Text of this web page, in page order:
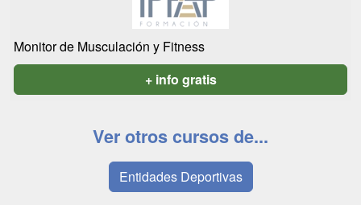
Monitor de Musculación y Fitness
+ info gratis
Ver otros cursos de...
Entidades Deportivas